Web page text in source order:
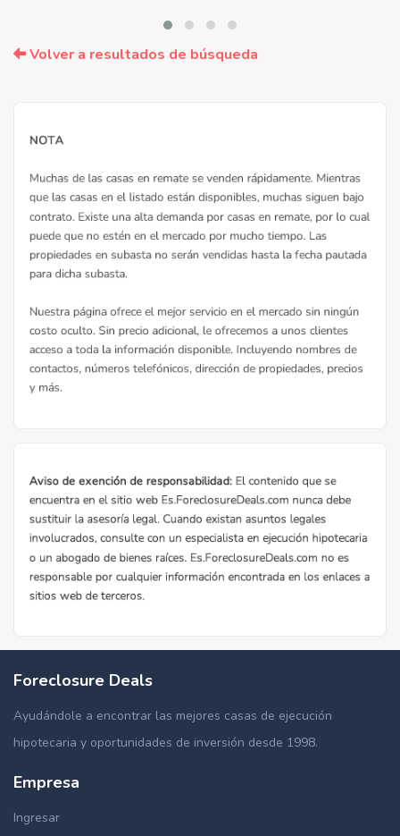
Volver a resultados de búsqueda
Foreclosure Deals
Ayudándole a encontrar las mejores casas de ejecución
hipotecaria y oportunidades de inversión desde 1998.
Empresa
Ingresar